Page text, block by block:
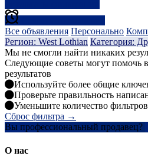
Все объявления Персонально
Регион: West Lothian Категория:
Мы не смогли найти никаких
Следующие советы могут помочь
результатов
Используйте более общие
Проверьте правильность
Уменьшите количество
Сброс фильтра →
Вы профессиональный продавец?
О нас